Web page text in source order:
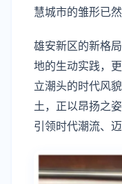
慧城市的雏形已然
雄安新区的新格
地的生动实践，
立潮头的时代风
土，正以昂扬之
引领时代潮流、